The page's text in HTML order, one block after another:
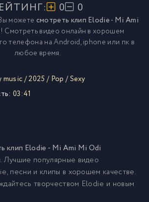
0 0
можете смотреть клип Elodie - Mi Ami
! Смотреть видео онлайн в хорошем
телефона на Android, iphone или пк в
любое время.
music/2025 / Pop /Sexy
03:41
клип Elodie - Mi Ami Mi Odi
Лучшие популярные видео
песни и клипы в хорошем качестве.
творчеством Elodie и новым